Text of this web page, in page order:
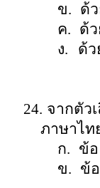
ข. ด้
ค. ด้
ง.
ด้
24. จากตัว
ภาษาไท
ก. ข้อ
ข. ข้อ